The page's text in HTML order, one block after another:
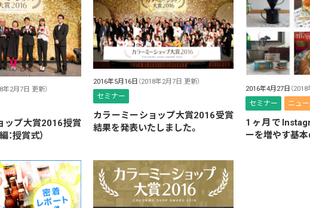
年2月7日 更新）
ップ大賞2016授賞
：授賞式）
2016年5月16日 （2018年2月7日 更新）
セミナー
カラーミーショップ大賞2016受賞
結果を発表いたしました。
2016年4月27日 （
セミナー ニュー
1ヶ月で
ーを増やす基